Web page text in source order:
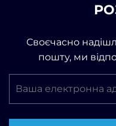
Своєчасно
пошту, ми